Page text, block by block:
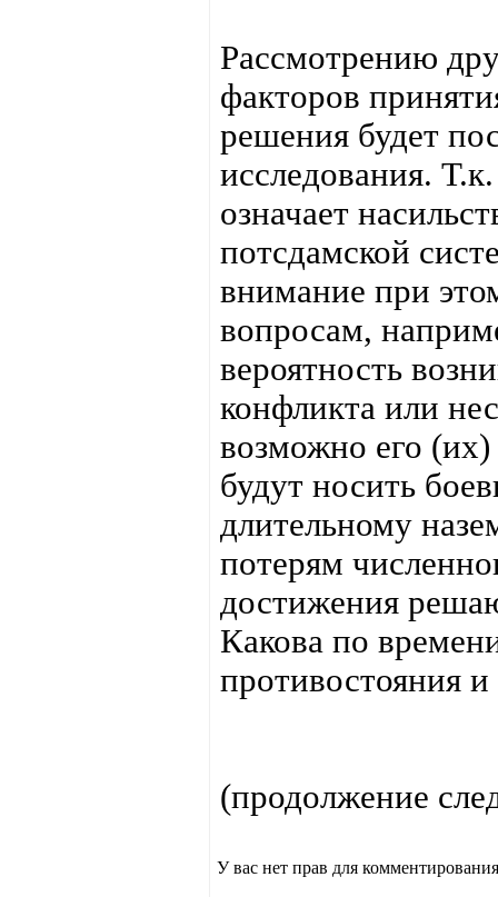
Рассмотрению
факторов
решения будет
исследования.
означает
потсдамской
внимание при
вопросам,
вероятность
конфликта или
возможно его (их)
будут носить
длительному
потерям
достижения
Какова по
противостояния
(продолжение
У вас нет прав для